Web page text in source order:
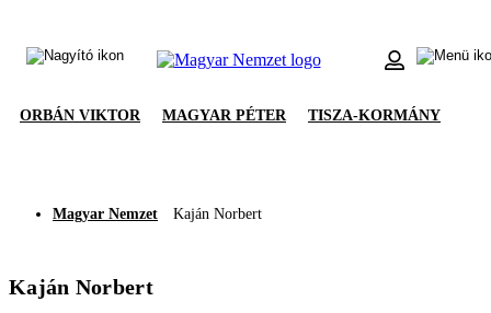
ORBÁN VIKTOR MAGYAR PÉTER TISZA-KORMÁNY
Magyar Nemzet Kaján Norbert
Kaján Norbert